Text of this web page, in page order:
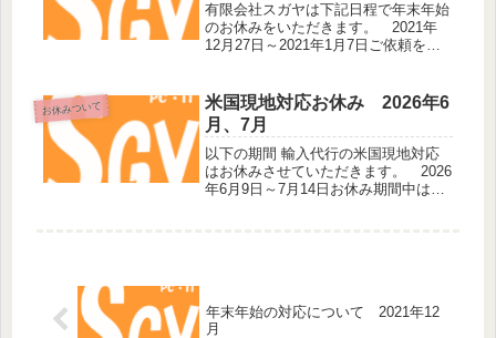
有限会社スガヤは下記日程で年末年始
のお休みをいただきます。 2021年
12月27日～2021年1月7日ご依頼をい
す。パソコンサポートご希望の方はメ
ールにてお問い合わせください...
お休みついて
米国現地対応お休み 2026年6
月、7月
以下の期間 輸入代行の米国現地対応
はお休みさせていただきます。 2026
年6月9日～7月14日お休み期間中は現
年末年始の対応について 2021年12
月